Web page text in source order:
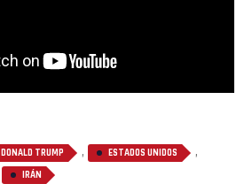
DONALD TRUMP , ESTADOS UNIDOS ,
IRÁN